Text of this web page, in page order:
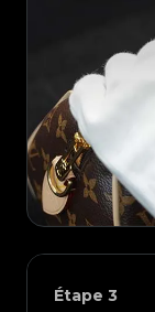
Étape 3